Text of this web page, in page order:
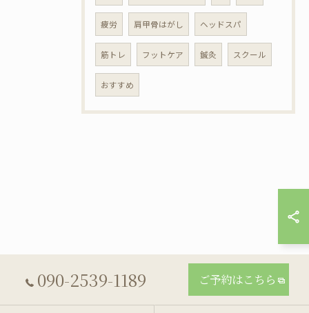
疲労 肩甲骨はがし ヘッドスパ
筋トレ フットケア 鍼灸 スクール
おすすめ
090-2539-1189 ご予約はこちら